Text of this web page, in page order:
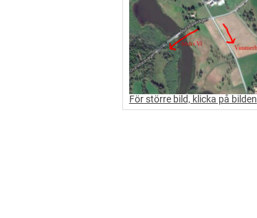
För större bild, klicka på bilden